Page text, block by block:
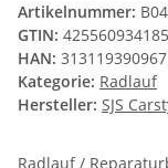
Artikelnummer:
GTIN:
HAN: 313119390967
Kategorie: Radlauf
Hersteller: SJS
Radlauf /